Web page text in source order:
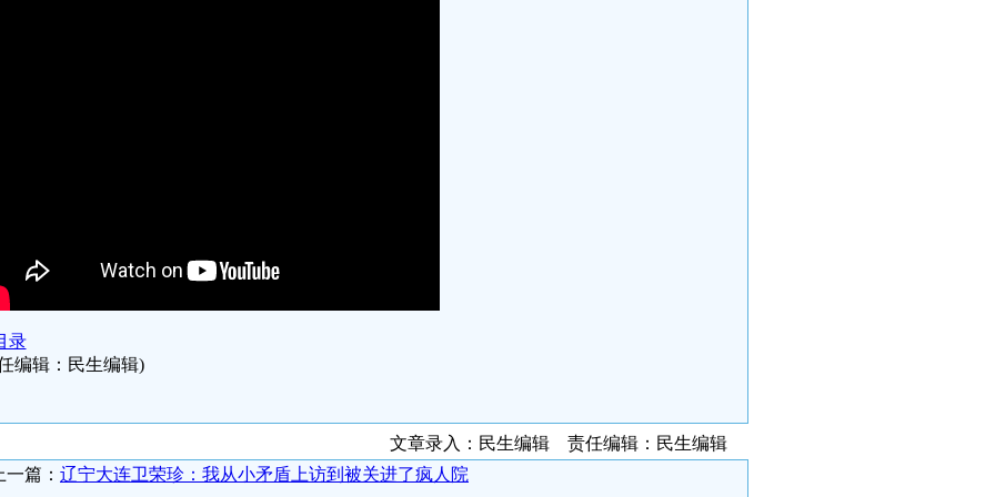
录
编辑：民生编辑)
文章录入：民生编辑 责任编辑：民生编辑
一篇： 辽宁大连卫荣珍：我从小矛盾上访到被关进了疯人院